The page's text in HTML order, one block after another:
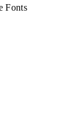
Fonts